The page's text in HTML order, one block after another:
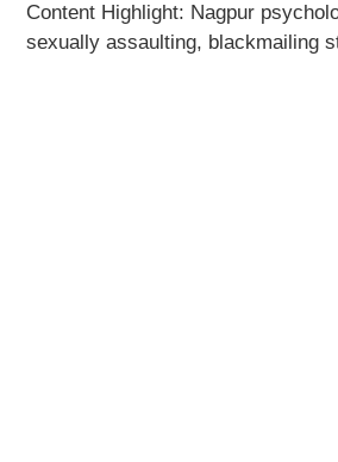
Content Highlight: Nagpur
sexually assaulting, blackmailing